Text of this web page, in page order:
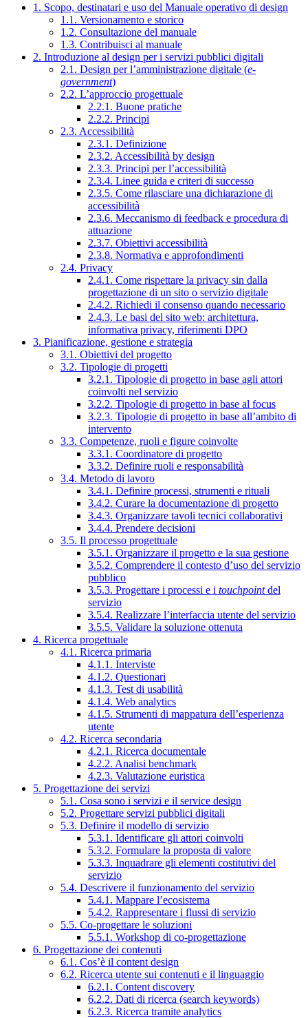
1. Scopo, destinatari e uso del Manuale operativo di design
1.1. Versionamento e storico
1.2. Consultazione del manuale
1.3. Contribuisci al manuale
2. Introduzione al design per i servizi pubblici digitali
2.1. Design per l’amministrazione digitale (e-
government)
2.2. L’approccio progettuale
2.2.1. Buone pratiche
2.2.2. Principi
2.3. Accessibilità
2.3.1. Definizione
2.3.2. Accessibilità by design
2.3.3. Principi per l’accessibilità
2.3.4. Linee guida e criteri di successo
2.3.5. Come rilasciare una dichiarazione di
accessibilità
2.3.6. Meccanismo di feedback e procedura di
attuazione
2.3.7. Obiettivi accessibilità
2.3.8. Normativa e approfondimenti
2.4. Privacy
2.4.1. Come rispettare la privacy sin dalla
progettazione di un sito o servizio digitale
2.4.2. Richiedi il consenso quando necessario
2.4.3. Le basi del sito web: architettura,
informativa privacy, riferimenti DPO
3. Pianificazione, gestione e strategia
3.1. Obiettivi del progetto
3.2. Tipologie di progetti
3.2.1. Tipologie di progetto in base agli attori
coinvolti nel servizio
3.2.2. Tipologie di progetto in base al focus
3.2.3. Tipologie di progetto in base all’ambito di
intervento
3.3. Competenze, ruoli e figure coinvolte
3.3.1. Coordinatore di progetto
3.3.2. Definire ruoli e responsabilità
3.4. Metodo di lavoro
3.4.1. Definire processi, strumenti e rituali
3.4.2. Curare la documentazione di progetto
3.4.3. Organizzare tavoli tecnici collaborativi
3.4.4. Prendere decisioni
3.5. Il processo progettuale
3.5.1. Organizzare il progetto e la sua gestione
3.5.2. Comprendere il contesto d’uso del servizio
pubblico
3.5.3. Progettare i processi e i touchpointdel
servizio
3.5.4. Realizzare l’interfaccia utente del servizio
3.5.5. Validare la soluzione ottenuta
4. Ricerca progettuale
4.1. Ricerca primaria
4.1.1. Interviste
4.1.2. Questionari
4.1.3. Test di usabilità
4.1.4. Web analytics
4.1.5. Strumenti di mappatura dell’esperienza
utente
4.2. Ricerca secondaria
4.2.1. Ricerca documentale
4.2.2. Analisi benchmark
4.2.3. Valutazione euristica
5. Progettazione dei servizi
5.1. Cosa sono i servizi e il service design
5.2. Progettare servizi pubblici digitali
5.3. Definire il modello di servizio
5.3.1. Identificare gli attori coinvolti
5.3.2. Formulare la proposta di valore
5.3.3. Inquadrare gli elementi costitutivi del
servizio
5.4. Descrivere il funzionamento del servizio
5.4.1. Mappare l’ecosistema
5.4.2. Rappresentare i flussi di servizio
5.5. Co-progettare le soluzioni
5.5.1. Workshop di co-progettazione
6. Progettazione dei contenuti
6.1. Cos’è il content design
6.2. Ricerca utente sui contenuti e il linguaggio
6.2.1. Content discovery
6.2.2. Dati di ricerca (search keywords)
6.2.3. Ricerca tramite analytics